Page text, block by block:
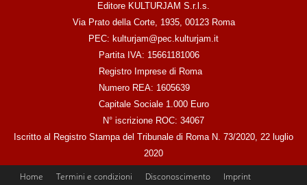
Editore KULTURJAM S.r.l.s.
Via Prato della Corte, 1935, 00123 Roma
PEC: kulturjam@pec.kulturjam.it
Partita IVA: 15661181006
Registro Imprese di Roma
Numero REA: 1605639
Capitale Sociale 1.000 Euro
N° iscrizione ROC: 34067
Iscritto al Registro Stampa del Tribunale di Roma N. 73/2020, 22 luglio
2020
Home Termini e condizioni Disconoscimento Imprint